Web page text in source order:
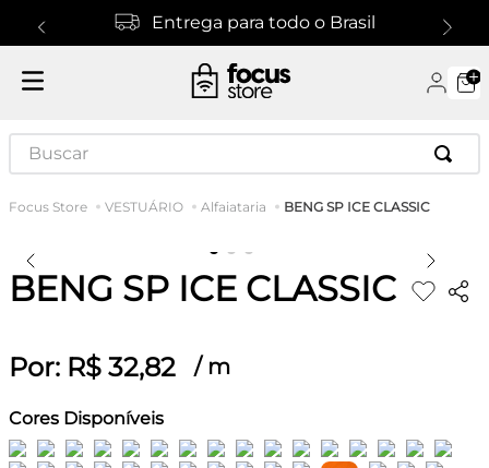
Entrega para todo o Brasil
Buscar
VESTUÁRIO Alfaiataria BENG SP ICE CLASSIC
BENG SP ICE CLASSIC
Por: R$ 32,82 / m
Cores Disponíveis